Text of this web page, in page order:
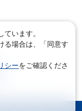
います。
る場合は、「同意す
シーをご確認くださ